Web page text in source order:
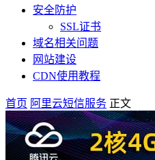
安全防护
SSL证书
域名相关问题
网站建设
CDN使用教程
首页 阿里云短信服务 正文